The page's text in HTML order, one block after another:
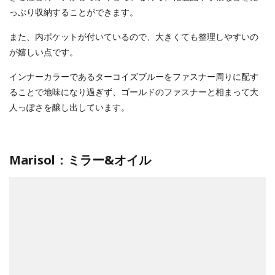
っぷり収納することができます。
また、内ポケットが付いているので、大きくても整理しやすいの
が嬉しい点です。
インナーカラーであるターコイズブルーをファスナー周りに配す
ることで地味になり過ぎず、ゴールドのファスナーと相まって大
人っぽさを醸し出しています。
Marisol：ミラー&オイル